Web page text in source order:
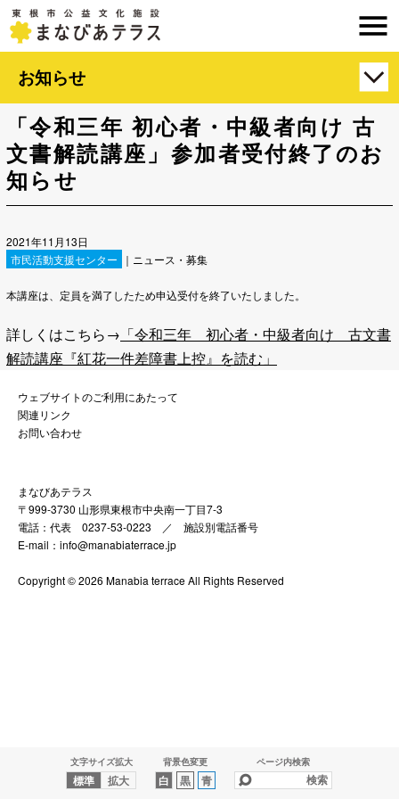
文字サイズ拡大
標準 拡大
背景色変更
白 黒 青
ページ内検索
お知らせ
「令和三年 初心者・中級者向け 古
文書解読講座」参加者受付終了のお
知らせ
2021年11月13日
市民活動支援センター
｜ニュース・募集
本講座は、定員を満了したため申込受付を終了いたしました。
詳しくはこちら→ 「令和三年 初心者・中級者向け 古文書
解読講座『紅花一件差障書上控』を読む」
ウェブサイトのご利用にあたって
関連リンク
お問い合わせ
まなびあテラス
〒999-3730 山形県東根市中央南一丁目7-3
電話：代表 0237-53-0223 ／ 施設別電話番号
E-mail：info@manabiaterrace.jp
Copyright © 2026 Manabia terrace All Rights Reserved